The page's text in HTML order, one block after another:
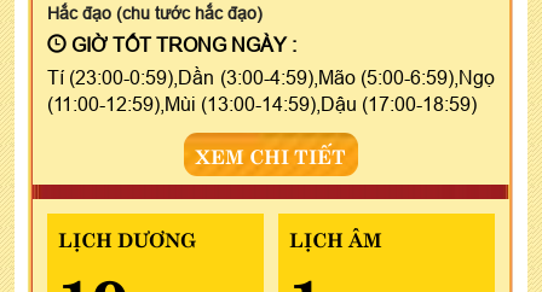
Hắc đạo (chu tước hắc đạo)
GIỜ TỐT TRONG NGÀY :
Tí (23:00-0:59),Dần (3:00-4:59),Mão (5:00-6:59),Ngọ
(11:00-12:59),Mùi (13:00-14:59),Dậu (17:00-18:59)
XEM CHI TIẾT
LỊCH DƯƠNG LỊCH ÂM